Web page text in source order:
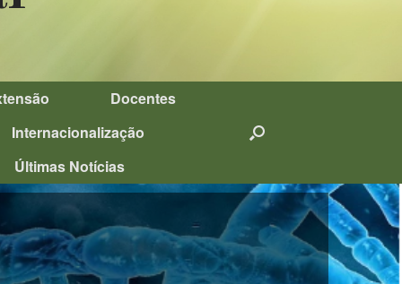
Docentes
Internacionalização
Últimas Notícias